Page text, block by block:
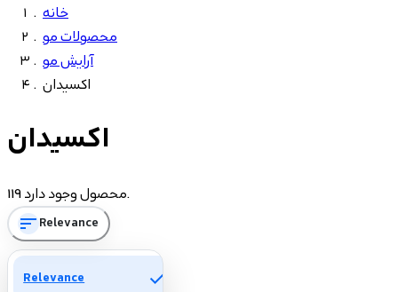
خانه
محصولات مو
آرایش مو
اکسیدان
تومان
Manufacturers
اکسیدان
119 محصول وجود دارد.
sortRelevance
Relevance check